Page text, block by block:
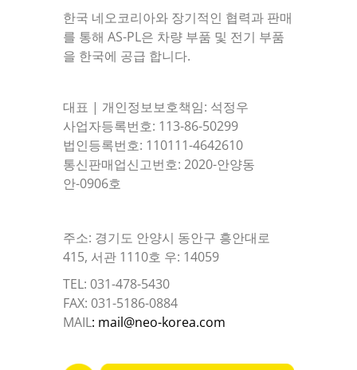
한국 네오코리아와 장기적인 협력과 판매
를 통해 AS-PL은 차량 부품 및 전기 부품
을 한국에 공급 합니다.
대표 | 개인정보보호책임: 석정우
사업자등록번호: 113-86-50299
법인등록번호: 110111-4642610
통신판매업신고번호: 2020-안양동
안-0906호
주소: 경기도 안양시 동안구 흥안대로
415, 서관 1110호 우: 14059
TEL: 031-478-5430
FAX: 031-5186-0884
MAIL: mail@neo-korea.com